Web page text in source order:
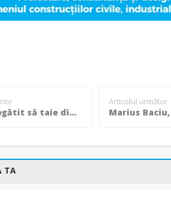
Iftime, pregătit să taie din bugetul FC Botoșani: ”E grav, o luăm de la zero!”
Articolul următor
TA